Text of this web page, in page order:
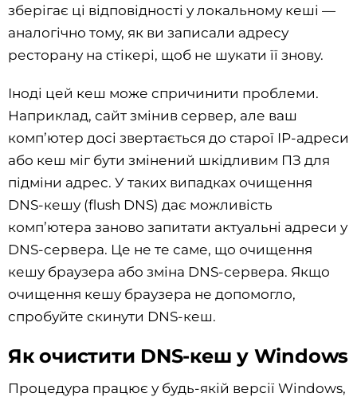
зберігає ці відповідності у локальному кеші —
аналогічно тому, як ви записали адресу
ресторану на стікері, щоб не шукати її знову.
Іноді цей кеш може спричинити проблеми.
Наприклад, сайт змінив сервер, але ваш
комп’ютер досі звертається до старої IP-адреси
або кеш міг бути змінений шкідливим ПЗ для
підміни адрес. У таких випадках очищення
DNS-кешу (flush DNS) дає можливість
комп’ютера заново запитати актуальні адреси у
DNS-сервера. Це не те саме, що очищення
кешу браузера або зміна DNS-сервера. Якщо
очищення кешу браузера не допомогло,
спробуйте скинути DNS-кеш.
Як очистити DNS-кеш у Windows
Процедура працює у будь-якій версії Windows,